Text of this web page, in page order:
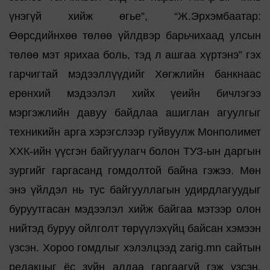
үнэгүй хийж өгье”, “Ж.Эрхэмбаатар:
Өөрсдийнхөө төлөө үйлдвэр барьчихаад улсын
төлөө мэт ярихаа боль, тэд л ашгаа хүртэнэ” гэх
гарчигтай мэдээллүүдийг Хөгжлийн банкнаас
ерөнхий мэдээлэл хийх үеийн бичлэгээ
мэргэжлийн давуу байдлаа ашиглан агуулгыг
техникийн арга хэрэгслээр гуйвуулж Монполимет
ХХК-ийн үүсгэн байгуулагч болон ТУЗ-ын даргын
зургийг гаргасанд гомдолтой байна гэжээ. Мөн
энэ үйлдэл нь тус байгууллагын удирдлагуудыг
буруутгасан мэдээлэл хийж байгаа мэтээр олон
нийтэд буруу ойлголт төрүүлэхүйц байсан хэмээн
үзсэн. Хороо гомдлыг хэлэлцээд zarig.mn сайтын
редакцыг ёс зүйн алдаа гаргаагүй гэж үзсэн.